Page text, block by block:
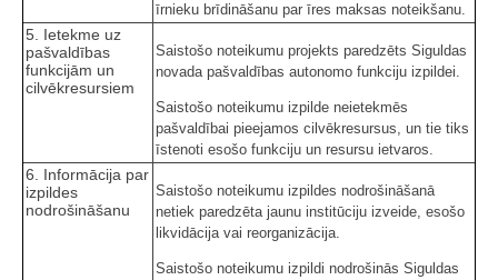
īrnieku brīdināšanu par īres maksas noteikšanu.
5. Ietekme uz
pašvaldības
funkcijām un
cilvēkresursiem
Saistošo noteikumu projekts paredzēts Siguldas
novada pašvaldības autonomo funkciju izpildei.
Saistošo noteikumu izpilde neietekmēs
pašvaldībai pieejamos cilvēkresursus, un tie tiks
īstenoti esošo funkciju un resursu ietvaros.
6. Informācija par
izpildes
nodrošināšanu
Saistošo noteikumu izpildes nodrošināšanā
netiek paredzēta jaunu institūciju izveide, esošo
likvidācija vai reorganizācija.
Saistošo noteikumu izpildi nodrošinās Siguldas